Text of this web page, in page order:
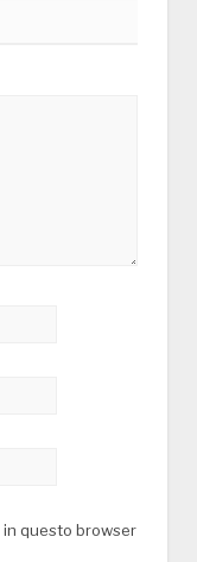
in questo browser